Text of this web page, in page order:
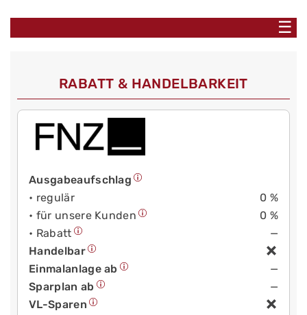
☰
RABATT & HANDELBARKEIT
Ausgabeaufschlag
• regulär
0 %
• für unsere Kunden
0 %
• Rabatt
—
Handelbar
Einmalanlage ab
—
Sparplan ab
—
VL-Sparen